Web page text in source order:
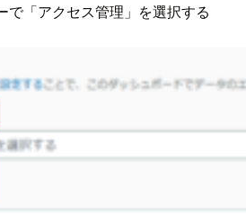
で「アクセス管理」を選択する